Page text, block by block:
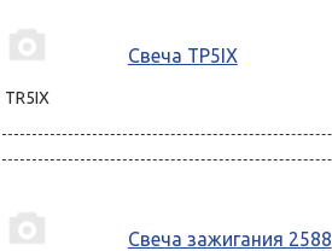
TR5IX
Свеча TP5IX
Свеча зажигания 2588